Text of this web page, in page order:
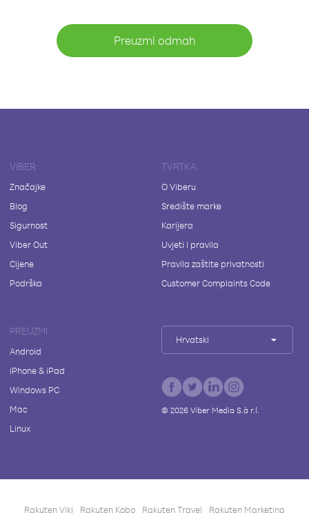
Preuzmi odmah
VIBER
Značajke
Blog
Sigurnost
Viber Out
Cijene
Podrška
TVRTKA
O Viberu
Središte marke
Karijera
Uvjeti i pravila
Pravila zaštite privatnosti
Customer Complaints Code
PREUZMI
Android
iPhone & iPad
Windows PC
Mac
Linux
Hrvatski
© 2026Viber Media S.à r.l.
Rakuten Viki Rakuten Kobo Rakuten Travel Rakuten Marketing